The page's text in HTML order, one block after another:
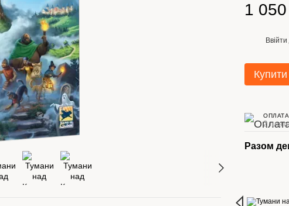
1 050
Ввійти
Купити
2
Разом